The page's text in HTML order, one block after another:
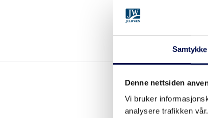
Samtykke
Denne nettsiden
Vi bruker
analysere trafikken